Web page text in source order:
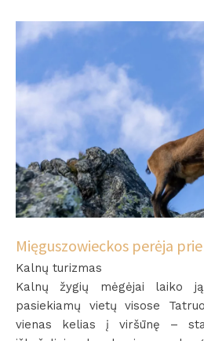
Mięguszowieckos perėja
Kalnų turizmas
Kalnų žygių mėgėjai laiko
pasiekiamų vietų visose
vienas kelias į viršūnę –